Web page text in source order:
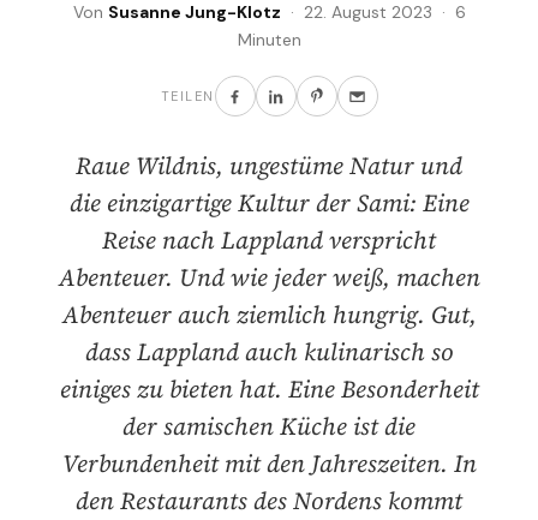
Von Susanne Jung-Klotz · 22. August 2023 · 6
Minuten
TEILEN
Raue Wildnis, ungestüme Natur und
die einzigartige Kultur der Sami: Eine
Reise nach Lappland verspricht
Abenteuer. Und wie jeder weiß, machen
Abenteuer auch ziemlich hungrig. Gut,
dass Lappland auch kulinarisch so
einiges zu bieten hat. Eine Besonderheit
der samischen Küche ist die
Verbundenheit mit den Jahreszeiten. In
den Restaurants des Nordens kommt